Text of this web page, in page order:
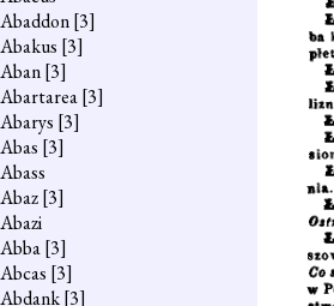
Abaddon[3]
Abakus [3]
Aban[3]
Abartarea[3]
Abarys [3]
Abas [3]
Abass
Abaz[3]
Abazi
Abba[3]
Abcas [3]
Abdank[3]